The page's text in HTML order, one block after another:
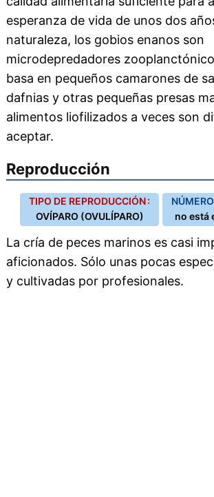
esperanza de vida de unos dos
naturaleza, los gobios enanos son
microdepredadores
basa en pequeños camarones de
dafnias y otras pequeñas presas
alimentos liofilizados a veces son
aceptar.
Reproducción
TIPO DE REPRODUCCIÓN :
OVÍPARO (OVULÍPARO)
no está
La cría de peces marinos es casi
aficionados. Sólo unas pocas
y cultivadas por profesionales.